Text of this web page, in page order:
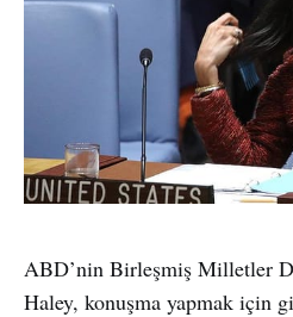
ABD’nin Birleşmiş Milletler
Haley, konuşma yapmak için